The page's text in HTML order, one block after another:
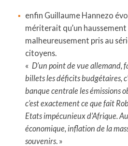
enfin Guillaume Hannezo
mériterait qu’un haussement
malheureusement pris au
citoyens.
« D’un point de vue allemand,
billets les déficits budgétaires,
banque centrale les émissions
c’est exactement ce que fait
Etats impécunieux d’Afrique.
économique, inflation de la
souvenirs. »